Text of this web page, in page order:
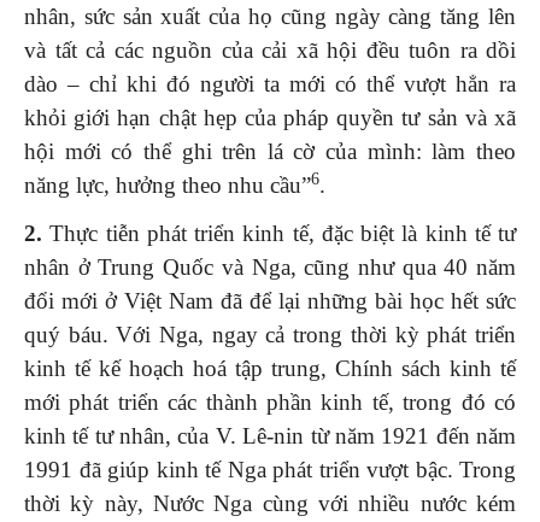
nhân, sức sản xuất của họ cũng ngày càng tăng lên
và tất cả các nguồn của cải xã hội đều tuôn ra dồi
dào – chỉ khi đó người ta mới có thể vượt hẳn ra
khỏi giới hạn chật hẹp của pháp quyền tư sản và xã
hội mới có thể ghi trên lá cờ của mình: làm theo
năng lực, hưởng theo nhu cầu”6.
2.Thực tiễn phát triển kinh tế, đặc biệt là kinh tế tư
nhân ở Trung Quốc và Nga, cũng như qua 40 năm
đổi mới ở Việt Nam đã để lại những bài học hết sức
quý báu. Với Nga, ngay cả trong thời kỳ phát triển
kinh tế kế hoạch hoá tập trung, Chính sách kinh tế
mới phát triển các thành phần kinh tế, trong đó có
kinh tế tư nhân, của V. Lê-nin từ năm 1921 đến năm
1991 đã giúp kinh tế Nga phát triển vượt bậc. Trong
thời kỳ này, Nước Nga cùng với nhiều nước kém